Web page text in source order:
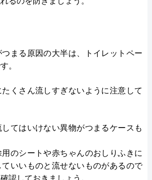
つまる原因の大半は、トイレットペー
。
くさん流しすぎないように注意して
てはいけない異物がつまるケースも
のシートや赤ちゃんのおしりふきに
いいものと流せないものがあるので
認しておきましょう。